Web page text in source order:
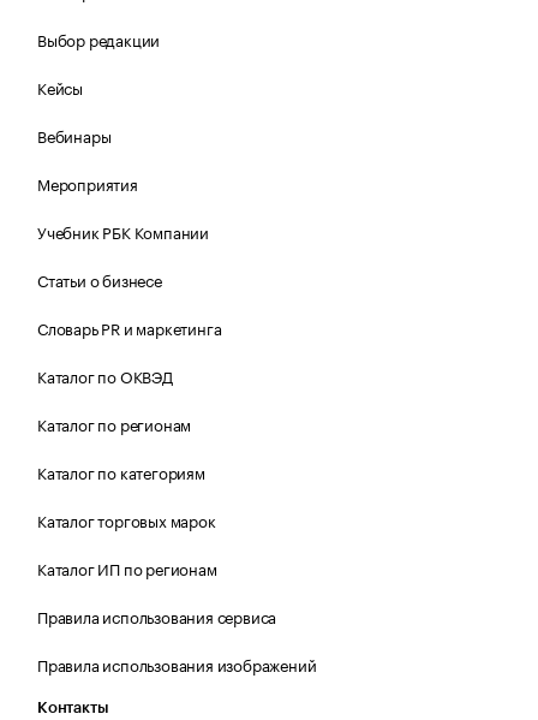
Выбор редакции
Кейсы
Вебинары
Мероприятия
Учебник РБК Компании
Статьи о бизнесе
Словарь PR и маркетинга
Каталог по ОКВЭД
Каталог по регионам
Каталог по категориям
Каталог торговых марок
Каталог ИП по регионам
Правила использования сервиса
Правила использования изображений
Контакты